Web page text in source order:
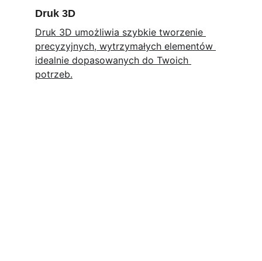
Druk 3D
Druk 3D umożliwia szybkie tworzenie
precyzyjnych, wytrzymałych elementów
idealnie dopasowanych do Twoich
potrzeb.